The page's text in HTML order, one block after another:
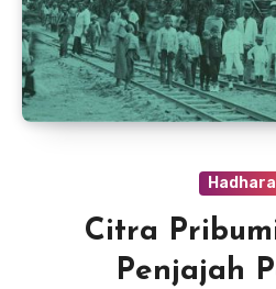
Citra
Penjajah